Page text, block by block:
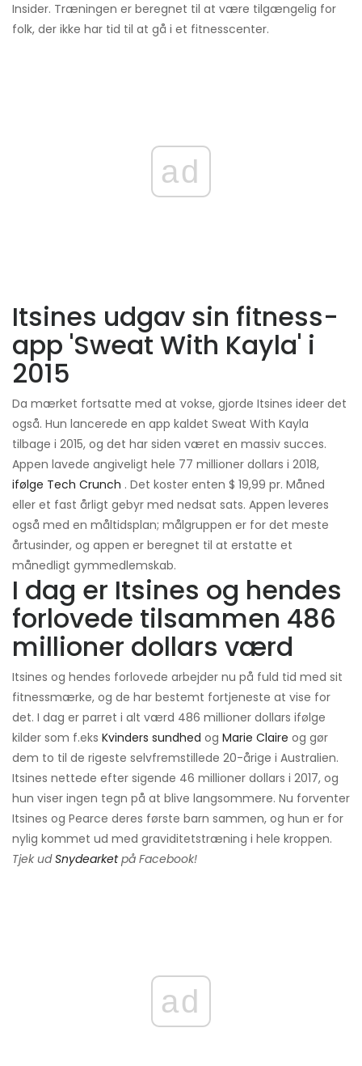
Insider. Træningen er beregnet til at være tilgængelig for
folk, der ikke har tid til at gå i et fitnesscenter.
ad
Itsines udgav sin fitness-
app 'Sweat With Kayla' i
2015
Da mærket fortsatte med at vokse, gjorde Itsines ideer det
også. Hun lancerede en app kaldet Sweat With Kayla
tilbage i 2015, og det har siden været en massiv succes.
Appen lavede angiveligt hele 77 millioner dollars i 2018,
ifølge Tech Crunch . Det koster enten $ 19,99 pr. Måned
eller et fast årligt gebyr med nedsat sats. Appen leveres
også med en måltidsplan; målgruppen er for det meste
årtusinder, og appen er beregnet til at erstatte et
månedligt gymmedlemskab.
I dag er Itsines og hendes
forlovede tilsammen 486
millioner dollars værd
Itsines og hendes forlovede arbejder nu på fuld tid med sit
fitnessmærke, og de har bestemt fortjeneste at vise for
det. I dag er parret i alt værd 486 millioner dollars ifølge
kilder som f.eks Kvinders sundhed og Marie Claire og gør
dem to til de rigeste selvfremstillede 20-årige i Australien.
Itsines nettede efter sigende 46 millioner dollars i 2017, og
hun viser ingen tegn på at blive langsommere. Nu forventer
Itsines og Pearce deres første barn sammen, og hun er for
nylig kommet ud med graviditetstræning i hele kroppen.
Tjek ud Snydearket på Facebook!
ad